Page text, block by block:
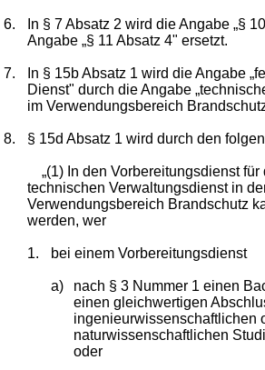
6.
In § 7 Absatz 2 wird die Angabe „§
Angabe „§ 11 Absatz 4" ersetzt.
7.
In § 15b Absatz 1 wird die Angabe
Dienst" durch die Angabe
im Verwendungsbereich
8. § 15d Absatz 1 wird durch den
„(1) In den Vorbereitungsdienst
technischen Verwaltungsdienst in
Verwendungsbereich Brandschutz
werden, wer
1. bei einem Vorbereitungsdienst
a)
nach § 3 Nummer 1 einen
einen gleichwertigen
ingenieurwissenschaftlichen
naturwissenschaftlichen
oder